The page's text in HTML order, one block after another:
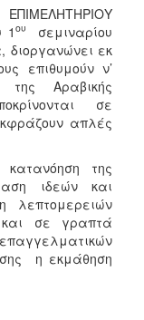
1ου
σεμιναρίου
διοργανώνει εκ
επιθυμούν ν’
της Αραβικής
σε
απλές
της
ιδεών και
λεπτομερειών
και σε γραπτά
η εκμάθηση